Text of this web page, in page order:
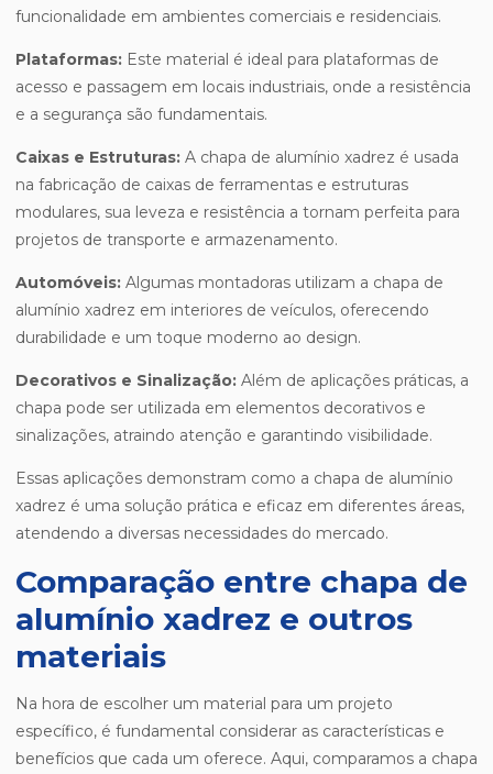
funcionalidade em ambientes comerciais e residenciais.
Plataformas: Este material é ideal para plataformas de
acesso e passagem em locais industriais, onde a resistência
e a segurança são fundamentais.
Caixas e Estruturas: A chapa de alumínio xadrez é usada
na fabricação de caixas de ferramentas e estruturas
modulares, sua leveza e resistência a tornam perfeita para
projetos de transporte e armazenamento.
Automóveis: Algumas montadoras utilizam a chapa de
alumínio xadrez em interiores de veículos, oferecendo
durabilidade e um toque moderno ao design.
Decorativos e Sinalização: Além de aplicações práticas, a
chapa pode ser utilizada em elementos decorativos e
sinalizações, atraindo atenção e garantindo visibilidade.
Essas aplicações demonstram como a chapa de alumínio
xadrez é uma solução prática e eficaz em diferentes áreas,
atendendo a diversas necessidades do mercado.
Comparação entre chapa de
alumínio xadrez e outros
materiais
Na hora de escolher um material para um projeto
específico, é fundamental considerar as características e
benefícios que cada um oferece. Aqui, comparamos a chapa